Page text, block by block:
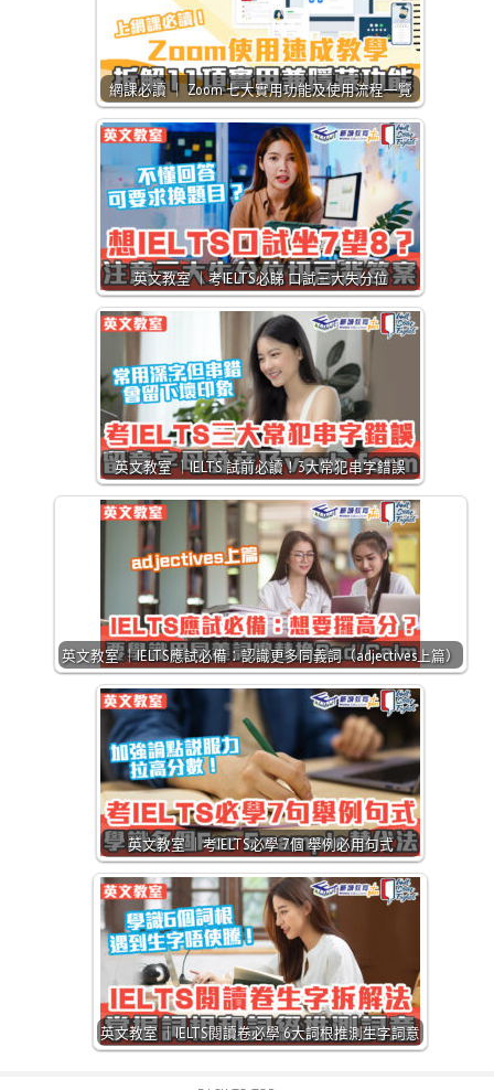
網課必讀 ｜ Zoom 七大實用功能及使用流程一覽
英文教室 ｜考IELTS必睇 口試三大失分位
英文教室 ｜IELTS 試前必讀！3大常犯串字錯誤
英文教室 ｜IELTS應試必備：認識更多同義詞（adjectives上篇）
英文教室 ｜考IELTS必學 7個 舉例必用句式
英文教室 ｜IELTS閱讀卷必學 6大詞根推測生字詞意